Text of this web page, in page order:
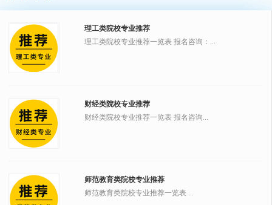
理工类院校专业推荐
理工类院校专业推荐一览表 报名咨询：...
财经类院校专业推荐
财经类院校专业推荐一览表 报名咨询...
师范教育类院校专业推荐
师范教育类院校专业推荐一览表 ...